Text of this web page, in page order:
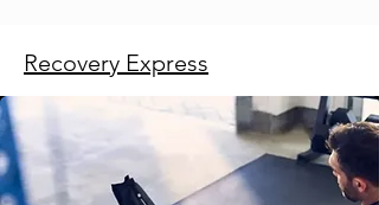
Recovery Express